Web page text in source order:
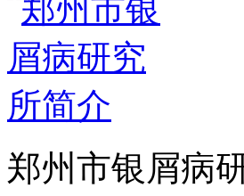
郑州市银屑病